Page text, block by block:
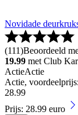
Novidade
(111)Beoordeeld
19.99 met Club
ActieActie
Actie,
28.99
Prijs: 28.99 euro